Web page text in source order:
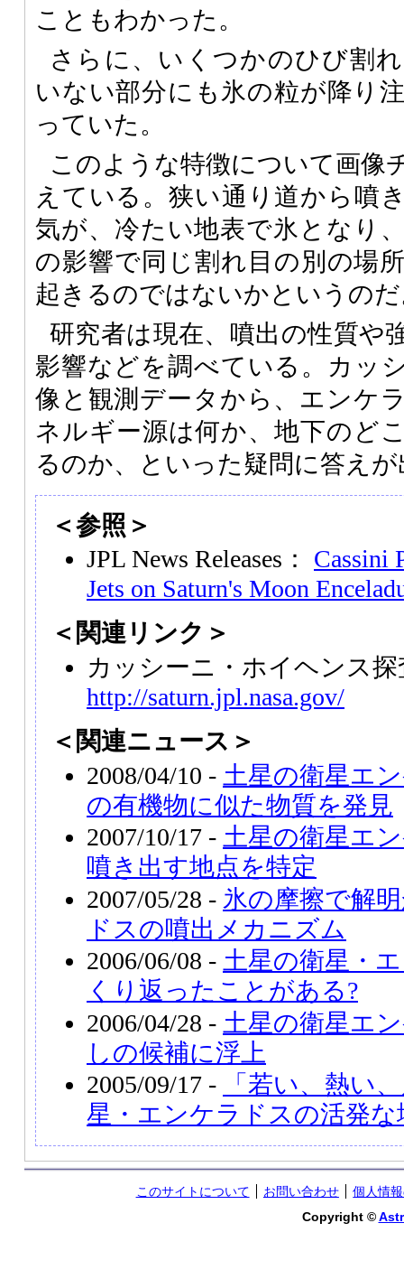
こともわかった。
さらに、いくつかのひび割
いない部分にも氷の粒が降り
っていた。
このような特徴について画像
えている。狭い通り道から噴
気が、冷たい地表で氷となり
の影響で同じ割れ目の別の場
起きるのではないかというの
研究者は現在、噴出の性質や
影響などを調べている。カッ
像と観測データから、エンケ
ネルギー源は何か、地下のど
るのか、といった疑問に答え
＜参照＞
JPL News Releases： Cassini
Jets on Saturn's Moon
＜関連リンク＞
カッシーニ・ホイヘンス探
http://saturn.jpl.nasa.gov/
＜関連ニュース＞
2008/04/10 - 土星の衛星エ
の有機物に似た物質を発見
2007/10/17 - 土星の衛星エ
噴き出す地点を特定
2007/05/28 - 氷の摩擦で解
ドスの噴出メカニズム
2006/06/08 - 土星の衛星・
くり返ったことがある?
2006/04/28 - 土星の衛星エ
しの候補に浮上
2005/09/17 -
「若い、熱い
星・エンケラドスの活発な
このサイトについて お問い合わせ
個人情
Copyright ©